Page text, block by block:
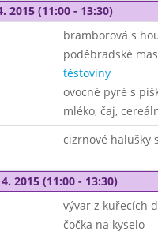
2015 (11:00 - 13:30)
bramborová s
poděbradské
těstoviny
ovocné pyré s
mléko, čaj,
cizrnové halušky
2015 (11:00 - 13:30)
vývar z kuřecích
čočka na kyselo